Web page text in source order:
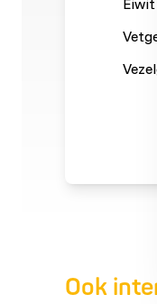
Eiwit
Ook